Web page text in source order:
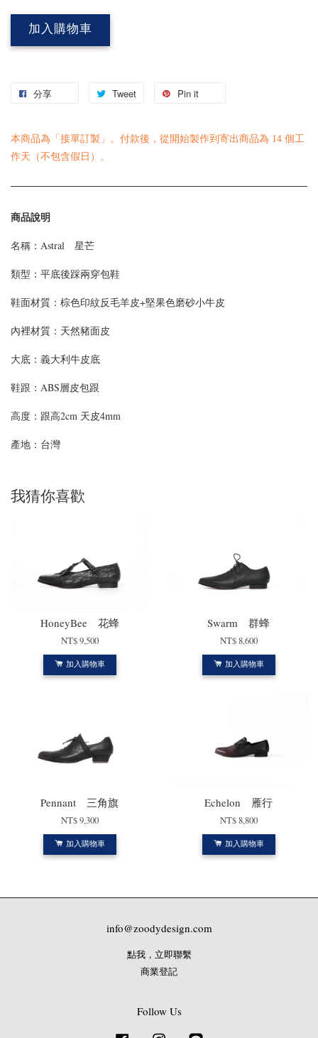
加入購物車
分享 Tweet Pin it
本商品為「接單訂製」。付款後，從開始製作到寄出商品為 14 個工
作天（不包含假日）。
商品說明
名稱：Astral 星芒
類型：平底後踩兩穿包鞋
鞋面材質：棕色印紋反毛羊皮+堅果色磨砂小牛皮
內裡材質：天然豬面皮
大底：義大利牛皮底
鞋跟：ABS層皮包跟
高度：跟高2cm 天皮4mm
產地：台灣
我猜你喜歡
HoneyBee 花蜂
NT$ 9,500
加入購物車
Swarm 群蜂
NT$ 8,600
加入購物車
Pennant 三角旗
NT$ 9,300
加入購物車
Echelon 雁行
NT$ 8,800
加入購物車
info@zoodydesign.com
點我，立即聯繫
商業登記
Follow Us